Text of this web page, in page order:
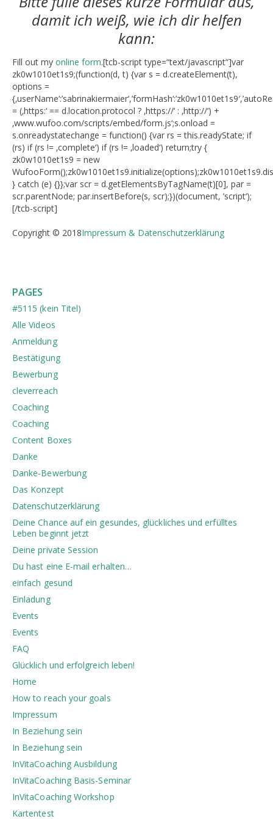
damit ich weiß, wie ich dir helfen
kann:
Fill out my online form.[tcb-script type=“text/javascript“]var
zk0w1010et1s9;(function(d, t) {var s = d.createElement(t),
options =
= (‚https:‘ == d.location.protocol ? ‚https://‘ : ‚http://‘) +
‚www.wufoo.com/scripts/embed/form.js‘;s.onload =
s.onreadystatechange = function() {var rs = this.readyState; if
(rs) if (rs != ‚complete‘) if (rs != ‚loaded‘) return;try {
zk0w1010et1s9 = new
} catch (e) {}};var scr = d.getElementsByTagName(t)[0], par =
scr.parentNode; par.insertBefore(s, scr);})(document, ’script‘);
[/tcb-script]
Copyright © 2018Impressum & Datenschutzerklärung
PAGES
#5115 (kein Titel)
Alle Videos
Anmeldung
Bestätigung
Bewerbung
cleverreach
Coaching
Coaching
Content Boxes
Danke
Danke-Bewerbung
Das Konzept
Datenschutzerklärung
Deine Chance auf ein gesundes, glückliches und erfülltes
Leben beginnt jetzt
Deine private Session
Du hast eine E-mail erhalten…
einfach gesund
Einladung
Events
Events
FAQ
Glücklich und erfolgreich leben!
Home
How to reach your goals
Impressum
In Beziehung sein
In Beziehung sein
InVitaCoaching Ausbildung
InVitaCoaching Basis-Seminar
InVitaCoaching Workshop
Kartentest